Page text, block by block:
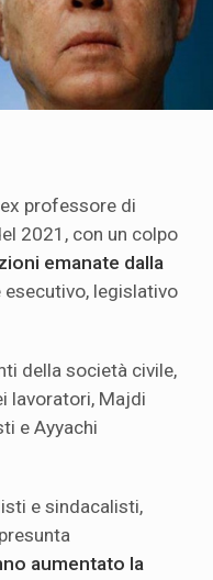
professore di
2021, con un colpo
emanate dalla
legislativo
della società civile,
lavoratori, Majdi
e Ayyachi
e sindacalisti,
aumentato la